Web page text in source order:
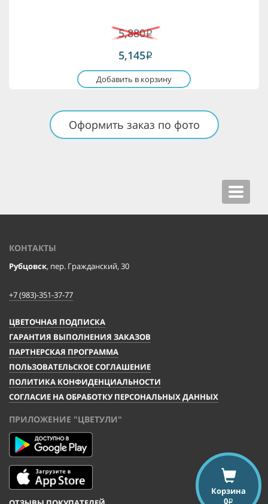
5,880i
5,145i
Добавить в корзину
Оформить заказ по фото
Toggle
КОНТАКТЫ
Рубцовск, пер. Гражданский, 30
+7 (983)-351-37-77
ЦВЕТОЧНАЯ ПОДПИСКА
ГАРАНТИЯ ВЫПОЛНЕНИЯ ЗАКАЗОВ
ПАРТНЕРСКАЯ ПРОГРАММА
ПОЛЬЗОВАТЕЛЬСКОЕ СОГЛАШЕНИЕ
ПОЛИТИКА КОНФИДЕНЦИАЛЬНОСТИ
СОГЛАСИЕ НА ОБРАБОТКУ ПЕРСОНАЛЬНЫХ ДАННЫХ
ПРИЛОЖЕНИЕ "ЦВЕТУЛИ"
Корзина
0i